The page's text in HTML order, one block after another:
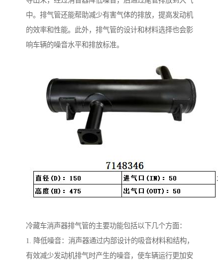
中。排气管还能帮助减少有害气体的排放，提高发动机
的效率和性能。此外，排气管的设计和材料选择也会影
响车辆的噪音水平和排放标准。
冷藏车消声器排气管的主要功能包括以下几个方面：
1. 降低噪音：消声器通过内部设计的吸音材料和结构，
有效减少发动机排气时产生的噪音，使车辆运行更加安